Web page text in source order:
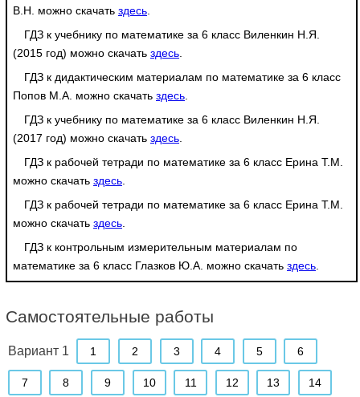
В.Н. можно скачать здесь
ГДЗ к учебнику по математике за 6 класс Виленкин Н.Я.
(2015 год) можно скачать здесь
ГДЗ к дидактическим материалам по математике за 6 класс
Попов М.А. можно скачать здесь
ГДЗ к учебнику по математике за 6 класс Виленкин Н.Я.
(2017 год) можно скачать здесь
ГДЗ к рабочей тетради по математике за 6 класс Ерина Т.М.
можно скачать здесь
ГДЗ к рабочей тетради по математике за 6 класс Ерина Т.М.
можно скачать здесь
ГДЗ к контрольным измерительным материалам по
математике за 6 класс Глазков Ю.А. можно скачать здесь
Самостоятельные работы
Вариант 1 1 2 3 4 5 6
7 8 9 10 11 12 13 14